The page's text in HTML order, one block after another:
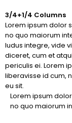
3/4+1/4 Columns
Lorem ipsum dolor
no quo maiorum
ludus integre, vide
diceret, cum et
periculis ei. Lorem
liberavisse id cum,
eu sit.
Lorem ipsum
no quo maiorum